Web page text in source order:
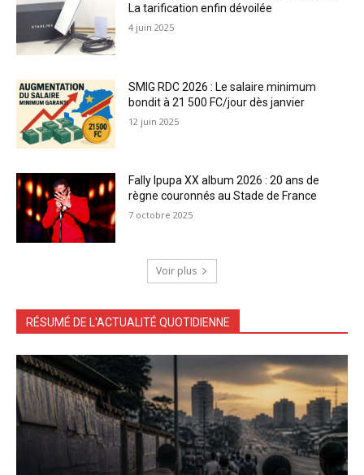
La tarification enfin dévoilée
4 juin 2025
SMIG RDC 2026 : Le salaire minimum
bondit à 21 500 FC/jour dès janvier
12 juin 2025
Fally Ipupa XX album 2026 : 20 ans de
règne couronnés au Stade de France
7 octobre 2025
Voir plus
RÉSUMÉ DE L'ACTUALITÉ QUOTIDIENNE